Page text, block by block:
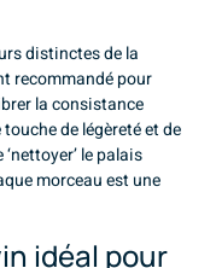
distinctes de la
recommandé pour
la consistance
de légèreté et de
le palais
morceau est une
idéal pour